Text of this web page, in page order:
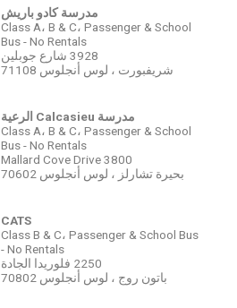
مدرسة كادو باريش
Class A، B & C، Passenger & School
Bus - No Rentals
3928 شارع جوبلين
شريفبورت ، لوس أنجلوس 71108
مدرسة Calcasieu الرعية
Class A، B & C، Passenger & School
Bus - No Rentals
3800 Mallard Cove Drive
بحيرة تشارلز ، لوس أنجلوس 70602
CATS
Class B & C، Passenger & School Bus
- No Rentals
2250 فلوريدا الجادة
باتون روج ، لوس أنجلوس 70802